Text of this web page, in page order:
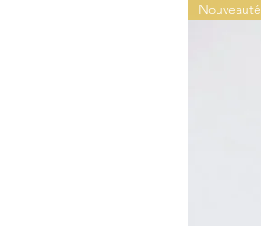
Nouveauté